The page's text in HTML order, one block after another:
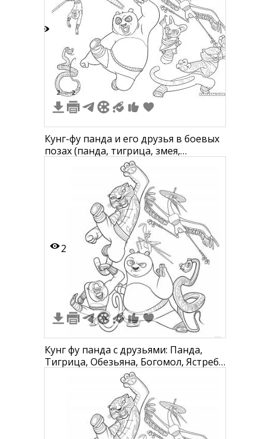
2 2
Кунг-фу панда и его друзья в боевых
позах (панда, тигрица, змея,
журавль, богомол, обезьяна)
2
Кунг фу панда с друзьями: Панда,
Тигрица, Обезьяна, Богомол, Ястреб,